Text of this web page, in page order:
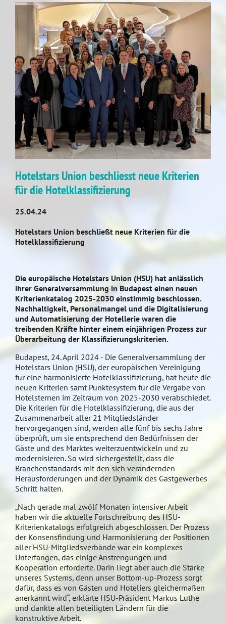
Hotelstars Union beschliesst neue Kriterien
für die Hotelklassifizierung
25.04.24
Hotelstars Union beschließt neue Kriterien für die
Hotelklassifizierung
Die europäische Hotelstars Union (HSU) hat anlässlich
ihrer Generalversammlung in Budapest einen neuen
Kriterienkatalog 2025-2030 einstimmig beschlossen.
Nachhaltigkeit, Personalmangel und die Digitalisierung
und Automatisierung der Hotellerie waren die
treibenden Kräfte hinter einem einjährigen Prozess zur
Überarbeitung der Klassifizierungskriterien.
Budapest, 24. April 2024 - Die Generalversammlung der
Hotelstars Union (HSU), der europäischen Vereinigung
für eine harmonisierte Hotelklassifizierung, hat heute die
neuen Kriterien samt Punktesystem für die Vergabe von
Hotelsternen im Zeitraum von 2025-2030 verabschiedet.
Die Kriterien für die Hotelklassifizierung, die aus der
Zusammenarbeit aller 21 Mitgliedsländer
hervorgegangen sind, werden alle fünf bis sechs Jahre
überprüft, um sie entsprechend den Bedürfnissen der
Gäste und des Marktes weiterzuentwickeln und zu
modernisieren. So wird sichergestellt, dass die
Branchenstandards mit den sich verändernden
Herausforderungen und der Dynamik des Gastgewerbes
Schritt halten.
„Nach gerade mal zwölf Monaten intensiver Arbeit
haben wir die aktuelle Fortschreibung des HSU-
Kriterienkatalogs erfolgreich abgeschlossen. Der Prozess
der Konsensfindung und Harmonisierung der Positionen
aller HSU-Mitgliedsverbände war ein komplexes
Unterfangen, das einige Anstrengungen und
Kooperation erforderte. Darin liegt aber auch die Stärke
unseres Systems, denn unser Bottom-up-Prozess sorgt
dafür, dass es von Gästen und Hoteliers gleichermaßen
anerkannt wird“, erklärte HSU-Präsident Markus Luthe
und dankte allen beteiligten Ländern für die
konstruktive Arbeit.